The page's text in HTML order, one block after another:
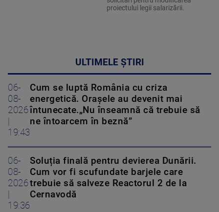
proiectului legii salarizării.
ULTIMELE ȘTIRI
06-
08-
2026
19:43
Cum se luptă România cu criza
energetică. Orașele au devenit mai
întunecate.„Nu înseamnă că trebuie să
ne întoarcem în beznă”
06-
08-
2026
19:36
Soluția finală pentru devierea Dunării.
Cum vor fi scufundate barjele care
trebuie să salveze Reactorul 2 de la
Cernavodă